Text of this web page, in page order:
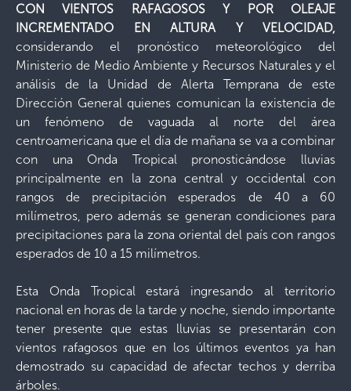
CON VIENTOS RAFAGOSOS Y POR OLEAJE
INCREMENTADO EN ALTURA Y VELOCIDAD,
considerando el pronóstico meteorológico del
Ministerio de Medio Ambiente y Recursos Naturales y el
análisis de la Unidad de Alerta Temprana de este
Dirección General quienes comunican la existencia de
un fenómeno de vaguada al norte del área
centroamericana que el día de mañana se va a combinar
con una Onda Tropical pronosticándose lluvias
principalmente en la zona central y occidental con
rangos de precipitación esperados de 40 a 60
milímetros, pero además se generan condiciones para
precipitaciones para la zona oriental del país con rangos
esperados de 10 a 15 milímetros.
Esta Onda Tropical estará ingresando al territorio
nacional en horas de la tarde y noche, siendo importante
tener presente que estas lluvias se presentarán con
vientos rafagosos que en los últimos eventos ya han
demostrado su capacidad de afectar techos y derriba
árboles.